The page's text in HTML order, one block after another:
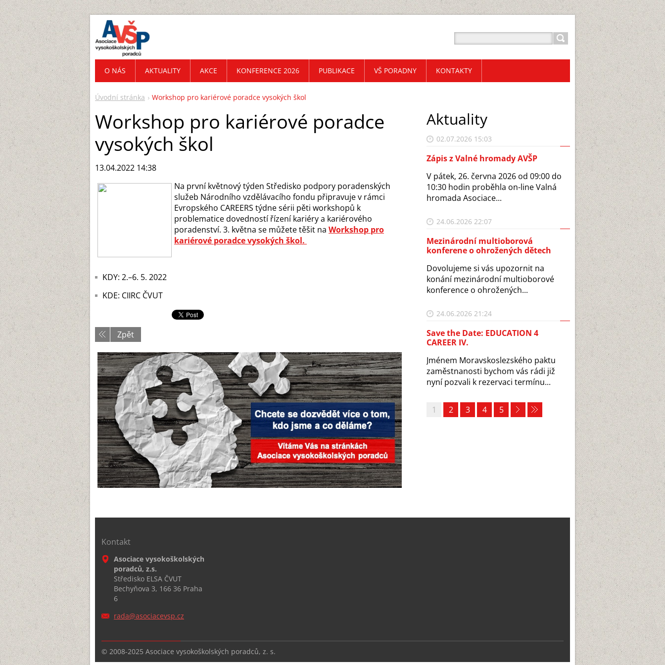
Úvodní stránka Workshop pro kariérové poradce vysokých škol
Workshop pro kariérové poradce
vysokých škol
13.04.2022 14:38
Na první květnový týden Středisko podpory poradenských
služeb Národního vzdělávacího fondu připravuje v rámci
Evropského CAREERS týdne sérii pěti workshopů k
problematice dovedností řízení kariéry a kariérového
poradenství. 3. května se můžete těšit na Workshop pro
kariérové poradce vysokých škol.
KDY: 2.–6. 5. 2022
KDE: CIIRC ČVUT
Zpět
Aktuality
02.07.2026 15:03
Zápis z Valné hromady AVŠP
V pátek, 26. června 2026 od 09:00 do
10:30 hodin proběhla on-line Valná
hromada Asociace...
24.06.2026 22:07
Mezinárodní multioborová
konferene o ohrožených dětech
Dovolujeme si vás upozornit na
konání mezinárodní multioborové
konference o ohrožených...
24.06.2026 21:24
Save the Date: EDUCATION 4
CAREER IV.
Jménem Moravskoslezského paktu
zaměstnanosti bychom vás rádi již
nyní pozvali k rezervaci termínu...
1 2 3 4 5
O NÁS AKTUALITY AKCE KONFERENCE 2026 PUBLIKACE VŠ PORADNY KONTAKTY
Kontakt
Asociace vysokoškolských
poradců, z.s.
Středisko ELSA ČVUT
Bechyňova 3, 166 36 Praha
6
rada@asociacevsp.cz
© 2008-2025 Asociace vysokoškolských poradců, z. s.